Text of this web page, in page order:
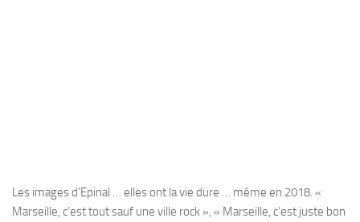
Les images d’Epinal … elles ont la vie dure … même en 2018. «
Marseille, c’est tout sauf une ville rock », « Marseille, c’est juste bon